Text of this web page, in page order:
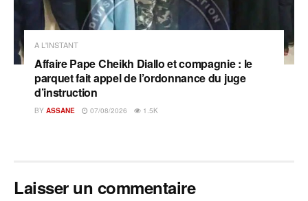
A L'INSTANT
Affaire Pape Cheikh Diallo et compagnie : le
parquet fait appel de l’ordonnance du juge
d’instruction
BY ASSANE 07/08/2026 1.5K
Laisser un commentaire